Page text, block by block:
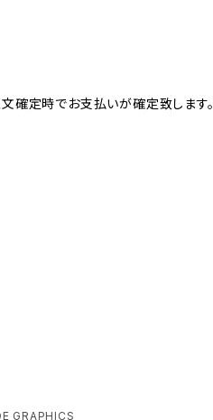
確定時でお支払いが確定致します。
GRAPHICS